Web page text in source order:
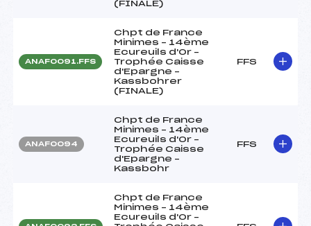
(FINALE)
ANAF0091.FFS
Chpt de France
Minimes – 14ème
Ecureuils d'Or –
Trophée Caisse
d'Epargne –
Kassbohrer
(FINALE)
FFS
ANAF0094
Chpt de France
Minimes – 14ème
Ecureuils d'Or –
Trophée Caisse
d'Epargne –
Kassbohr
FFS
Chpt de France
Minimes – 14ème
Ecureuils d'Or –